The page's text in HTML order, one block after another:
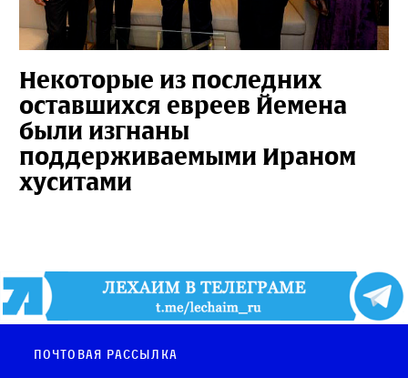
Некоторые из последних
оставшихся евреев Йемена
были изгнаны
поддерживаемыми Ираном
хуситами
Почтовая рассылка